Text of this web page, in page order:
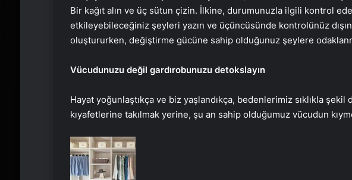
Bir kağıt alın ve üç sütun çizin. İlkine, durumunuzla ilgili kontrol
etkileyebileceğiniz şeyleri yazın ve üçüncüsünde kontrolünüz
oluştururken, değiştirme gücüne sahip olduğunuz şeylere
Vücudunuzu değil gardırobunuzu detokslayın
Hayat yoğunlaştıkça ve biz yaşlandıkça, bedenlerimiz sıklıkla
kıyafetlerine takılmak yerine, şu an sahip olduğumuz vücudun